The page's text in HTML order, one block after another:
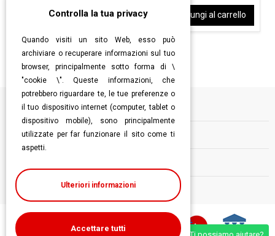
Aggiungi al carrello Aggiungi al carrello
Informazioni
Follow us
Controlla la tua privacy
Quando visiti un sito Web, esso può
archiviare o recuperare informazioni sul tuo
browser, principalmente sotto forma di \
"cookie \". Queste informazioni, che
potrebbero riguardare te, le tue preferenze o
il tuo dispositivo internet (computer, tablet o
dispositivo mobile), sono principalmente
utilizzate per far funzionare il sito come ti
aspetti.
Ulteriori informazioni
Accettare tutti